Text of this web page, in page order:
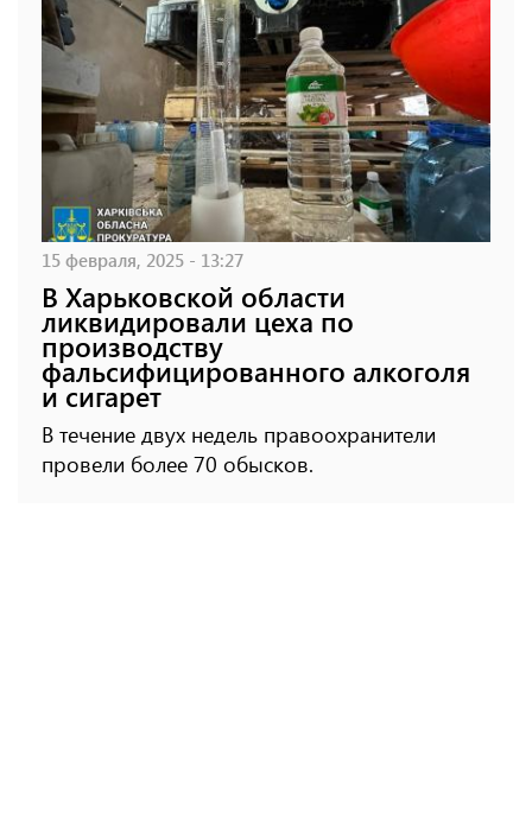
15 февраля, 2025 - 13:27
В Харьковской области
ликвидировали цеха по
производству
фальсифицированного алкоголя
и сигарет
В течение двух недель правоохранители
провели более 70 обысков.